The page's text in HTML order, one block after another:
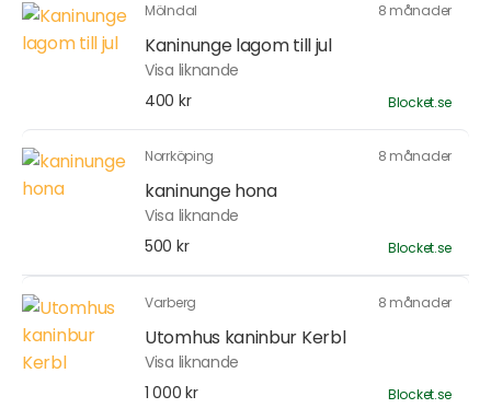
Mölndal 8 månader
Kaninunge lagom till jul
Visa liknande
400 kr
Blocket.se
Norrköping 8 månader
kaninunge hona
Visa liknande
500 kr
Blocket.se
Varberg 8 månader
Utomhus kaninbur Kerbl
Visa liknande
1 000 kr
Blocket.se